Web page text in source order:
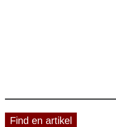
Find en artikel